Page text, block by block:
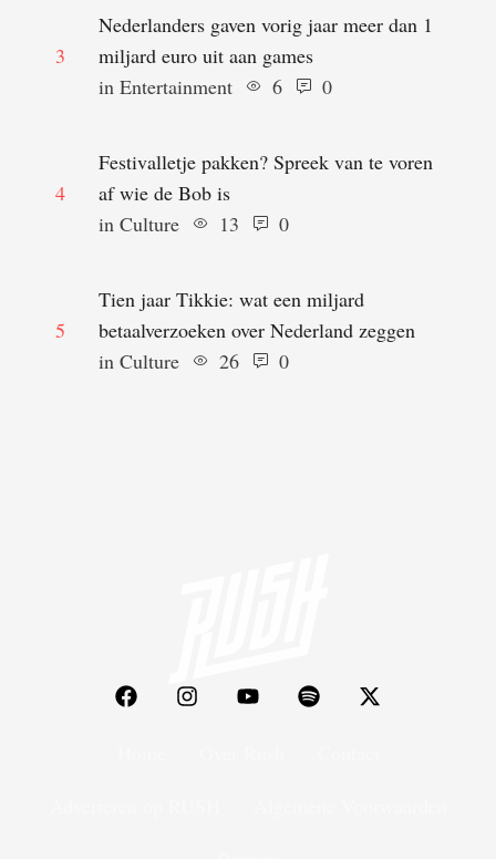
3
Nederlanders gaven vorig jaar meer dan 1
miljard euro uit aan games
in Entertainment 6 0
4
Festivalletje pakken? Spreek van te voren
af wie de Bob is
in Culture 13 0
5
Tien jaar Tikkie: wat een miljard
betaalverzoeken over Nederland zeggen
in Culture 26 0